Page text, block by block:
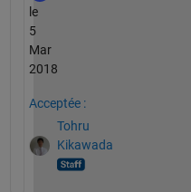
le
5
Mar
2018
Acceptée :
Tohru
Kikawada